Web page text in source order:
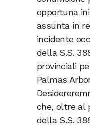
opportuna
assunta in
incidente
della S.S.
provinciali
Palmas
che, oltre al
della S.S.